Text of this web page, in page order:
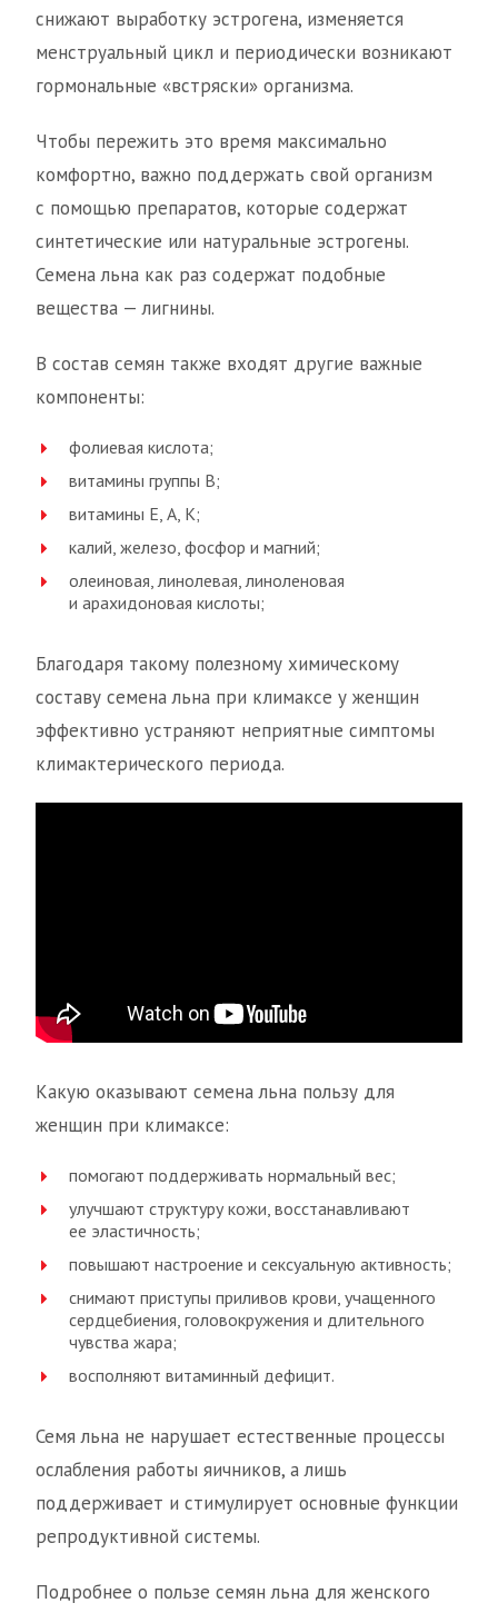
снижают выработку эстрогена, изменяется
менструальный цикл и периодически возникают
гормональные «встряски» организма.
Чтобы пережить это время максимально
комфортно, важно поддержать свой организм
с помощью препаратов, которые содержат
синтетические или натуральные эстрогены.
Семена льна как раз содержат подобные
вещества — лигнины.
В состав семян также входят другие важные
компоненты:
фолиевая кислота;
витамины группы В;
витамины Е, А, К;
калий, железо, фосфор и магний;
олеиновая, линолевая, линоленовая
и арахидоновая кислоты;
Благодаря такому полезному химическому
составу семена льна при климаксе у женщин
эффективно устраняют неприятные симптомы
климактерического периода.
Какую оказывают семена льна пользу для
женщин при климаксе:
помогают поддерживать нормальный вес;
улучшают структуру кожи, восстанавливают
ее эластичность;
повышают настроение и сексуальную активность;
снимают приступы приливов крови, учащенного
сердцебиения, головокружения и длительного
чувства жара;
восполняют витаминный дефицит.
Семя льна не нарушает естественные процессы
ослабления работы яичников, а лишь
поддерживает и стимулирует основные функции
репродуктивной системы.
Подробнее о пользе семян льна для женского